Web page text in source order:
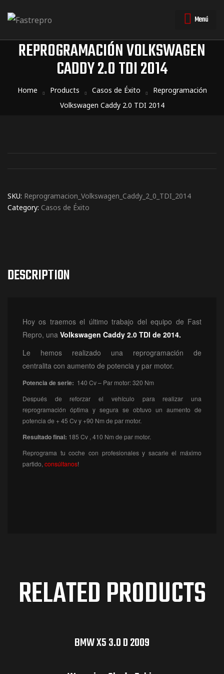
Menú
REPROGRAMACIÓN VOLKSWAGEN
CADDY 2.0 TDI 2014
Home Products Casos de Éxito
Reprogramación
Volkswagen Caddy 2.0 TDI 2014
SKU: Reprogramacion_Volkswagen_Caddy_2_0_TDI_2014
Category: Casos de Éxito
DESCRIPTION
Hoy os traemos el último trabajo del equipo de Fast
Repro, una Volkswagen Caddy 2.0 TDI de 2014.
Le hemos realizado una reprogramación de
centralita con aumento de potencia y par motor.
Potencia de serie: 140 Cv – Par motor: 320 Nm
Después de reforzar el vehículo para realizar una
reprogramación óptima y segura se obtuvo un aumento de
potencia de + 45 Cv y +90 Nm de par motor.
Resultado final: 185 Cv , 410 Nm de par motor.
Reprograma tu coche con profesionales y sacarle el máximo
partido, consúltanos!
RELATED PRODUCTS
BMW X5 3.0 D 2009